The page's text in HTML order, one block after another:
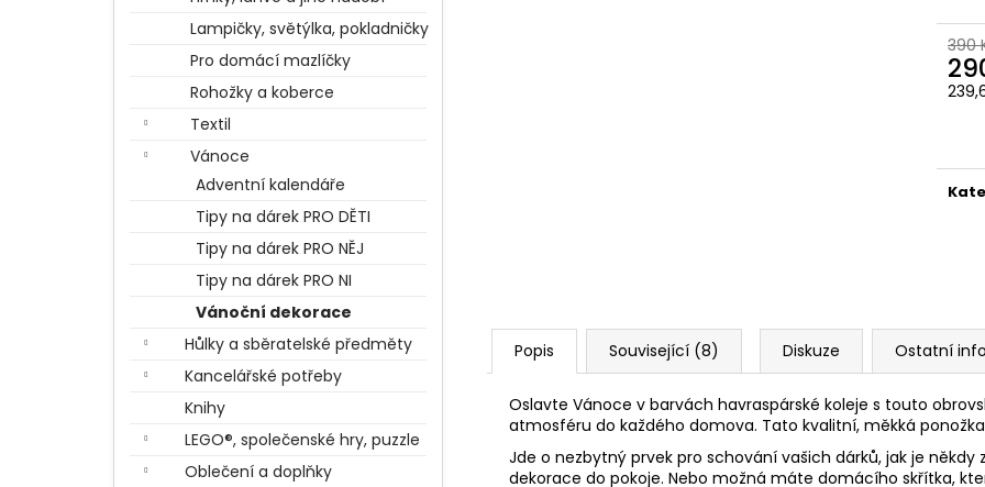
Lampičky, světýlka, pokladničky
Pro domácí mazlíčky
Rohožky a koberce
Textil
Vánoce
Adventní kalendáře
Tipy na dárek PRO DĚTI
Tipy na dárek PRO NĚJ
Tipy na dárek PRO NI
Vánoční dekorace
Hůlky a sběratelské předměty
Kancelářské potřeby
Knihy
LEGO®, společenské hry, puzzle
Oblečení a doplňky
390
Popis Související (8) Diskuze Ostatní
Oslavte Vánoce v barvách havraspárské koleje s touto
atmosféru do každého domova. Tato kvalitní, měkká
Jde o nezbytný prvek pro schování vašich dárků, jak je někdy
dekorace do pokoje. Nebo možná máte domácího skřítka,
BERTÍKOVY FAZOLKY TISÍCKRÁT JINAK
35 G, HARRY POTTER
499